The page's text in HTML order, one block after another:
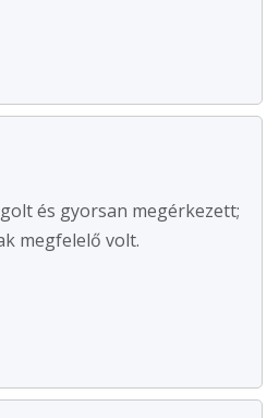
és gyorsan megérkezett;
megfelelő volt.